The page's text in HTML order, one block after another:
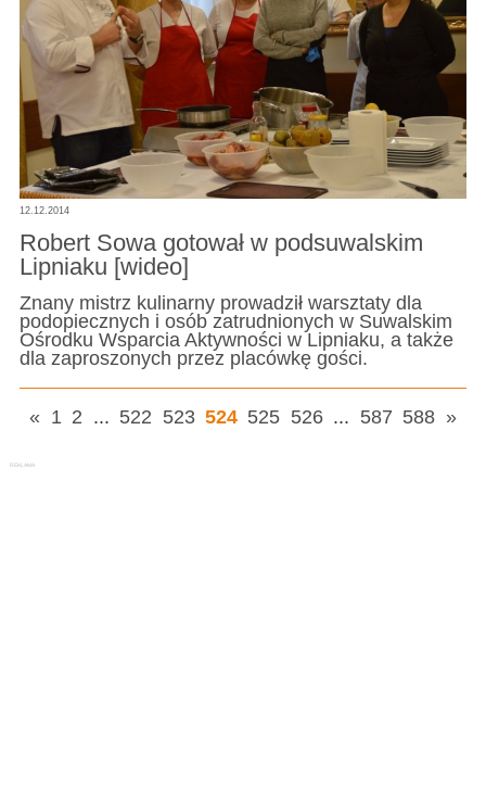
12.12.2014
Robert Sowa gotował w podsuwalskim
Lipniaku [wideo]
Znany mistrz kulinarny prowadził warsztaty dla
podopiecznych i osób zatrudnionych w Suwalskim
Ośrodku Wsparcia Aktywności w Lipniaku, a także
dla zaproszonych przez placówkę gości.
« 1 2 ... 522 523 524 525 526 ... 587 588 »